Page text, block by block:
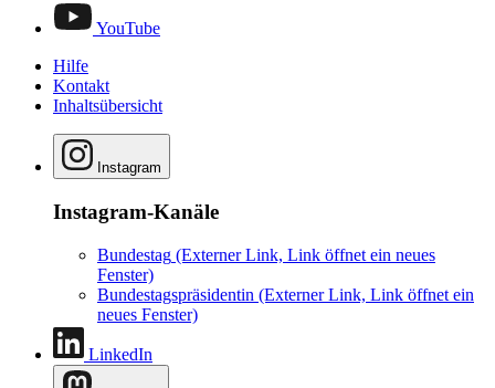
YouTube
Hilfe
Kontakt
Inhaltsübersicht
Instagram
Instagram-Kanäle
Bundestag (Externer Link, Link öffnet ein neues
Fenster)
Bundestagspräsidentin (Externer Link, Link öffnet ein
neues Fenster)
LinkedIn